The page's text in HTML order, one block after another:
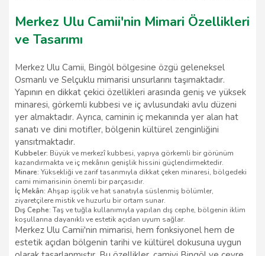
Merkez Ulu Camii'nin Mimari Özellikleri
ve Tasarımı
Merkez Ulu Camii, Bingöl bölgesine özgü geleneksel
Osmanlı ve Selçuklu mimarisi unsurlarını taşımaktadır.
Yapının en dikkat çekici özellikleri arasında geniş ve yüksek
minaresi, görkemli kubbesi ve iç avlusundaki avlu düzeni
yer almaktadır. Ayrıca, caminin iç mekanında yer alan hat
sanatı ve dini motifler, bölgenin kültürel zenginliğini
yansıtmaktadır.
Kubbeler: Büyük ve merkezî kubbesi, yapıya görkemli bir görünüm
kazandırmakta ve iç mekânın genişlik hissini güçlendirmektedir.
Minare: Yüksekliği ve zarif tasarımıyla dikkat çeken minaresi, bölgedeki
cami mimarisinin önemli bir parçasıdır.
İç Mekân: Ahşap işçilik ve hat sanatıyla süslenmiş bölümler,
ziyaretçilere mistik ve huzurlu bir ortam sunar.
Dış Cephe: Taş ve tuğla kullanımıyla yapılan dış cephe, bölgenin iklim
koşullarına dayanıklı ve estetik açıdan uyum sağlar.
Merkez Ulu Camii'nin mimarisi, hem fonksiyonel hem de
estetik açıdan bölgenin tarihi ve kültürel dokusuna uygun